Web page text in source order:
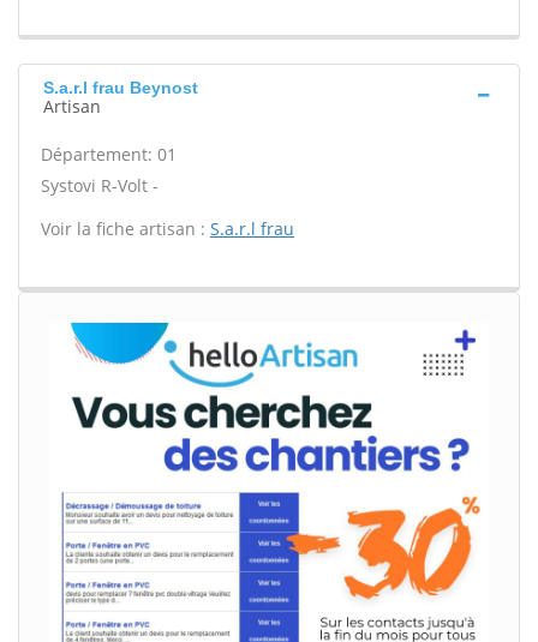
S.a.r.l frau Beynost
Artisan
Département: 01
Systovi R-Volt -
Voir la fiche artisan : S.a.r.l frau